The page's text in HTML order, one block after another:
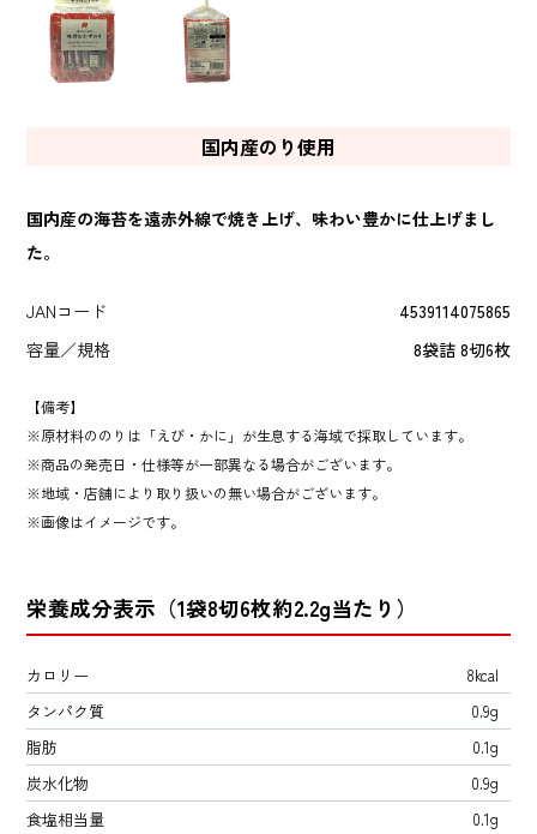
国内産のり使用
国内産の海苔を遠赤外線で焼き上げ、味わい豊かに仕上げまし
た。
JANコード
4539114075865
容量／規格
8袋詰 8切6枚
【備考】
原材料ののりは「えび・かに」が生息する海域で採取しています。
商品の発売日・仕様等が一部異なる場合がございます。
地域・店舗により取り扱いの無い場合がございます。
画像はイメージです。
栄養成分表示（1袋8切6枚約2.2g当たり）
カロリー
8kcal
タンパク質
0.9g
脂肪
0.1g
炭水化物
0.9g
食塩相当量
0.1g